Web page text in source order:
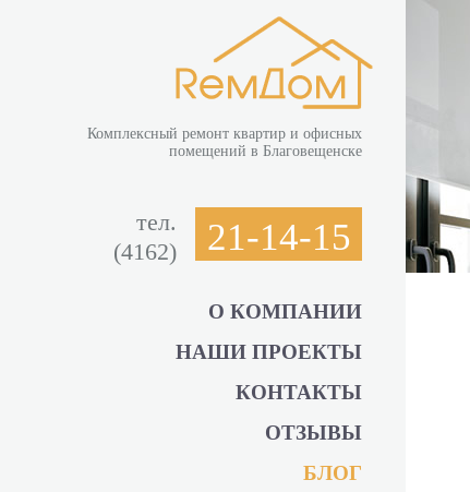
Комплексный ремонт квартир и офисных
помещений в Благовещенске
тел.
(4162)
21-14-15
О КОМПАНИИ
НАШИ ПРОЕКТЫ
КОНТАКТЫ
ОТЗЫВЫ
БЛОГ